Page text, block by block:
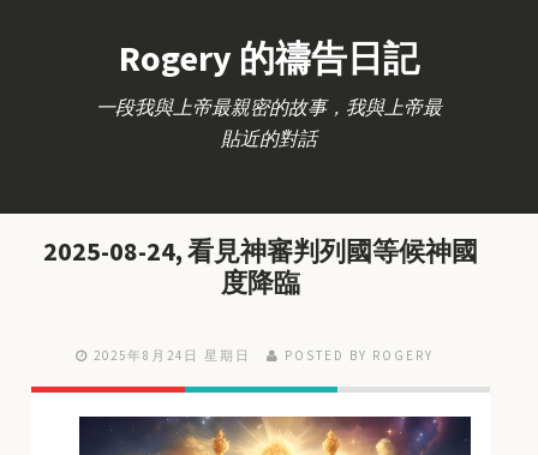
Rogery 的禱告日記
一段我與上帝最親密的故事，我與上帝最
貼近的對話
2025-08-24, 看見神審判列國等候神國
度降臨
2025年8月24日 星期日 POSTED BY ROGERY